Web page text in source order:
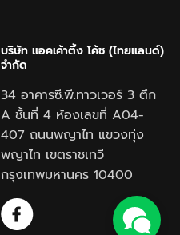
บริษัท แอคเค้าติ้ง โค้ช (ไทยแลนด์)
จำกัด
34 อาคารซี.พี.ทาวเวอร์ 3 ตึก
A ชั้นที่ 4 ห้องเลขที่ A04-
407 ถนนพญาไท แขวงทุ่ง
พญาไท เขตราชเทวี
กรุงเทพมหานคร 10400